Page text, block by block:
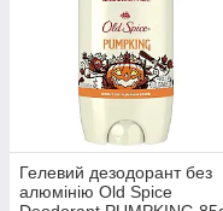
Гелевий дезодорант без
алюмінію Old Spice